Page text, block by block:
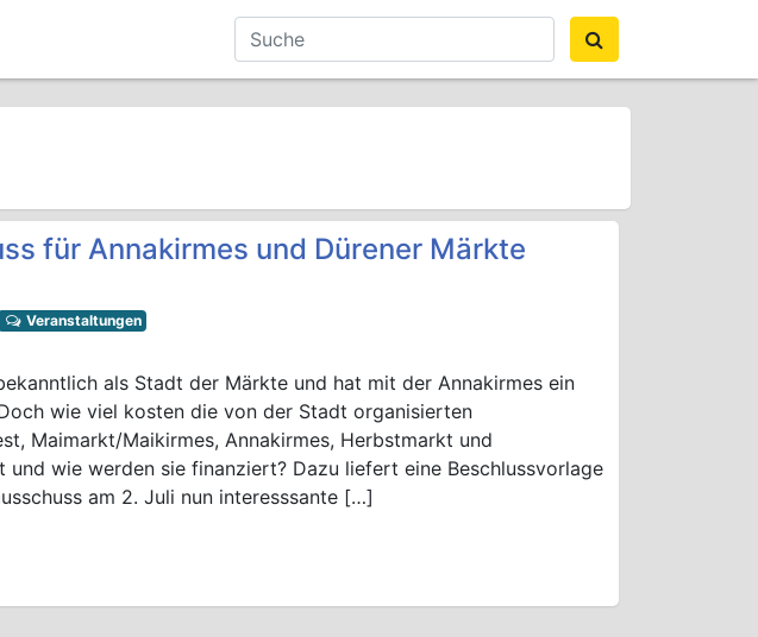
für Annakirmes und Dürener Märkte
Veranstaltungen
als Stadt der Märkte und hat mit der Annakirmes ein
wie viel kosten die von der Stadt organisierten
Maimarkt/Maikirmes, Annakirmes, Herbstmarkt und
und wie werden sie finanziert? Dazu liefert eine Beschlussvorlage
am 2. Juli nun interesssante […]